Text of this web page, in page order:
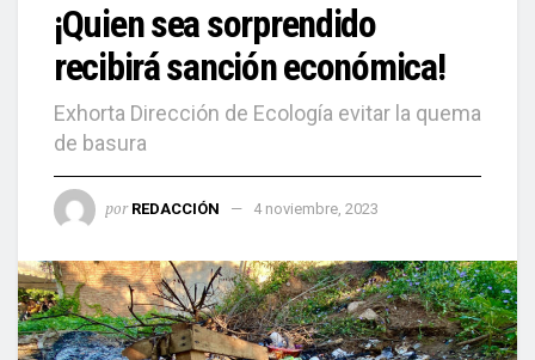
¡Quien sea sorprendido
recibirá sanción económica!
Exhorta Dirección de Ecología evitar la quema
de basura
por REDACCIÓN 4 noviembre, 2023